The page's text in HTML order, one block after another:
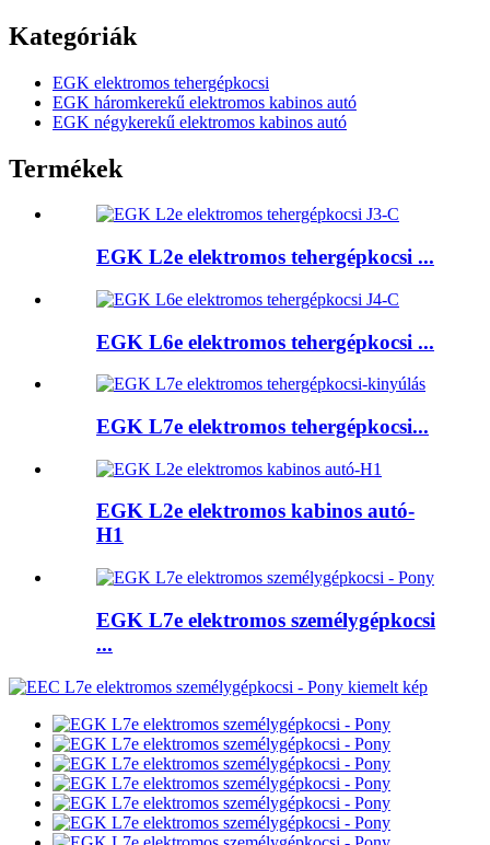
Kategóriák
EGK elektromos tehergépkocsi
EGK háromkerekű elektromos kabinos autó
EGK négykerekű elektromos kabinos autó
Termékek
EGK L2e elektromos tehergépkocsi ...
EGK L6e elektromos tehergépkocsi ...
EGK L7e elektromos tehergépkocsi...
EGK L2e elektromos kabinos autó-
H1
EGK L7e elektromos személygépkocsi
...